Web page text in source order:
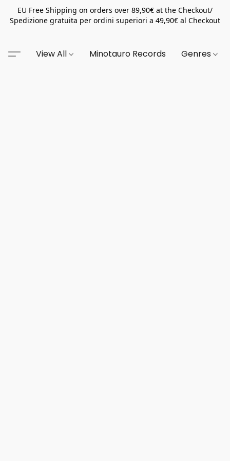
EU Free Shipping on orders over 89,90€ at the Checkout/
Spedizione gratuita per ordini superiori a 49,90€ al Checkout
View All Minotauro Records Genres